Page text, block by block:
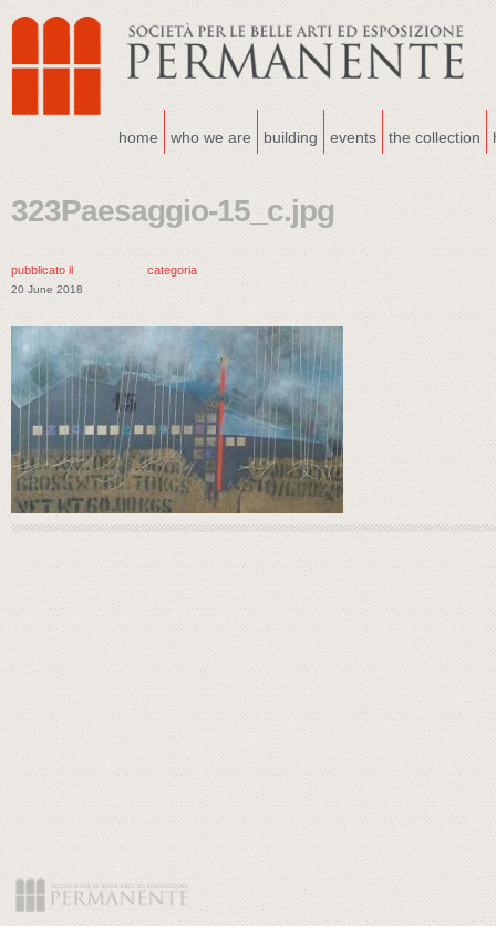
home who we are building events the collection
323Paesaggio-15_c.jpg
pubblicato il
20 June 2018
categoria